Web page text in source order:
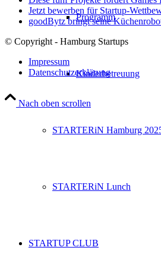
Programm
Kinderbetreuung
STARTERiN Hamburg
STARTERiN Lunch
STARTUP CLUB
Jetzt bewerben für Startup-
goodBytz bringt seine
© Copyright - Hamburg Startups
Impressum
Datenschutzerklärung
Nach oben scrollen